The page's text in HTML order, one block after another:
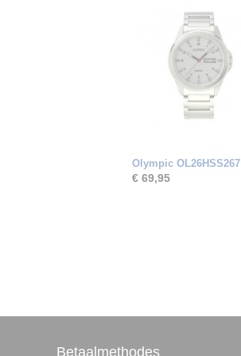
Olympic OL26HSS267
€ 69,95
Betaalmethodes